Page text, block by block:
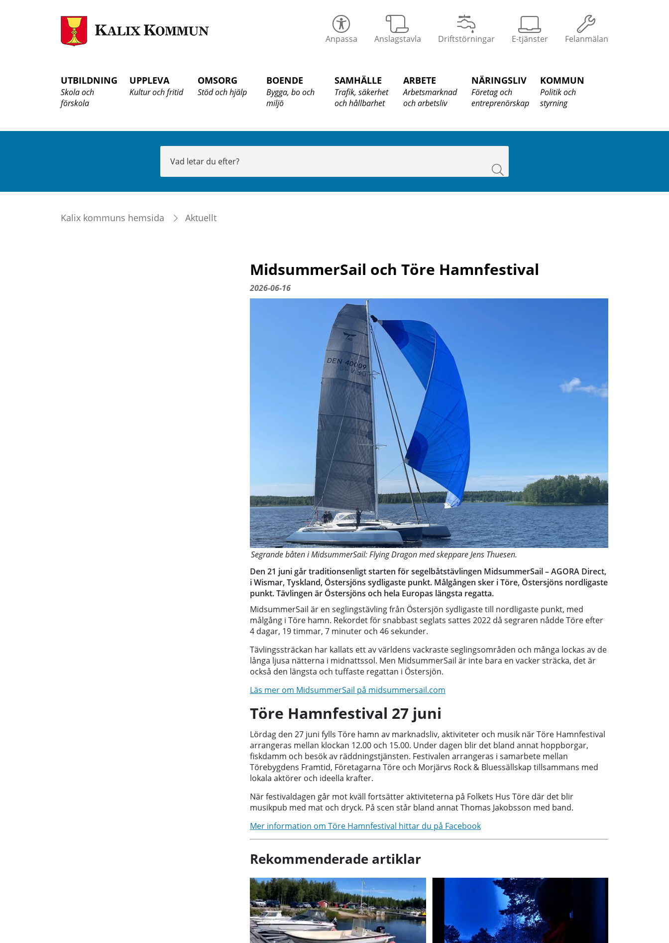
Anpassa Anslagstavla Driftstörningar E-tjänster Felanmälan
UTBILDNING
Skola och
förskola
UPPLEVA
Kultur och fritid
OMSORG
Stöd och hjälp
BOENDE
Bygga, bo och
miljö
SAMHÄLLE
Trafik, säkerhet
och hållbarhet
ARBETE
Arbetsmarknad
och arbetsliv
NÄRINGSLIV
Företag och
entreprenörskap
KOMMUN
Politik och
styrning
Sök
Kalix kommuns hemsida Aktuellt
MidsummerSail och Töre Hamnfestival
2026-06-16
Segrande båten i MidsummerSail: Flying Dragon med skeppare Jens Thuesen.
Den 21 juni går traditionsenligt starten för segelbåtstävlingen MidsummerSail – AGORA Direct,
i Wismar, Tyskland, Östersjöns sydligaste punkt. Målgången sker i Töre, Östersjöns nordligaste
punkt. Tävlingen är Östersjöns och hela Europas längsta regatta.
MidsummerSail är en seglingstävling från Östersjön sydligaste till nordligaste punkt, med
målgång i Töre hamn. Rekordet för snabbast seglats sattes 2022 då segraren nådde Töre efter
4 dagar, 19 timmar, 7 minuter och 46 sekunder.
Tävlingssträckan har kallats ett av världens vackraste seglingsområden och många lockas av de
långa ljusa nätterna i midnattssol. Men MidsummerSail är inte bara en vacker sträcka, det är
också den längsta och tuffaste regattan i Östersjön.
Läs mer om MidsummerSail på midsummersail.com
Töre Hamnfestival 27 juni
Lördag den 27 juni fylls Töre hamn av marknadsliv, aktiviteter och musik när Töre Hamnfestival
arrangeras mellan klockan 12.00 och 15.00. Under dagen blir det bland annat hoppborgar,
fiskdamm och besök av räddningstjänsten. Festivalen arrangeras i samarbete mellan
Törebygdens Framtid, Företagarna Töre och Morjärvs Rock & Bluessällskap tillsammans med
lokala aktörer och ideella krafter.
När festivaldagen går mot kväll fortsätter aktiviteterna på Folkets Hus Töre där det blir
musikpub med mat och dryck. På scen står bland annat Thomas Jakobsson med band.
Mer information om Töre Hamnfestival hittar du på Facebook
Rekommenderade artiklar